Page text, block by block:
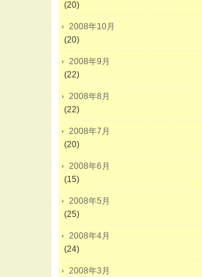
(20)
2008年10月
(20)
2008年9月
(22)
2008年8月
(22)
2008年7月
(20)
2008年6月
(15)
2008年5月
(25)
2008年4月
(24)
2008年3月